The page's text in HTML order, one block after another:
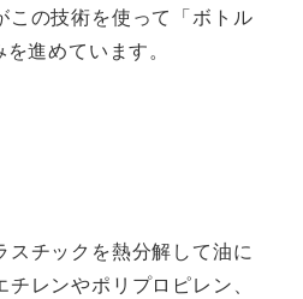
この技術を使って「ボトル
進めています。
スチックを熱分解して油に
レンやポリプロピレン、